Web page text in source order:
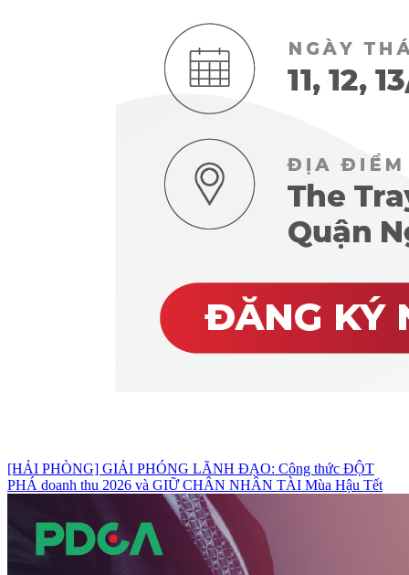
[HẢI PHÒNG] GIẢI PHÓNG LÃNH ĐẠO: Công thức ĐỘT
PHÁ doanh thu 2026 và GIỮ CHÂN NHÂN TÀI Mùa Hậu Tết